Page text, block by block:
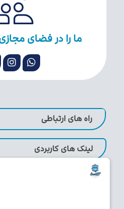
ما را در فضای
راه های ارتباطی
لینک های کاربردی
تورهای پر طرفدار